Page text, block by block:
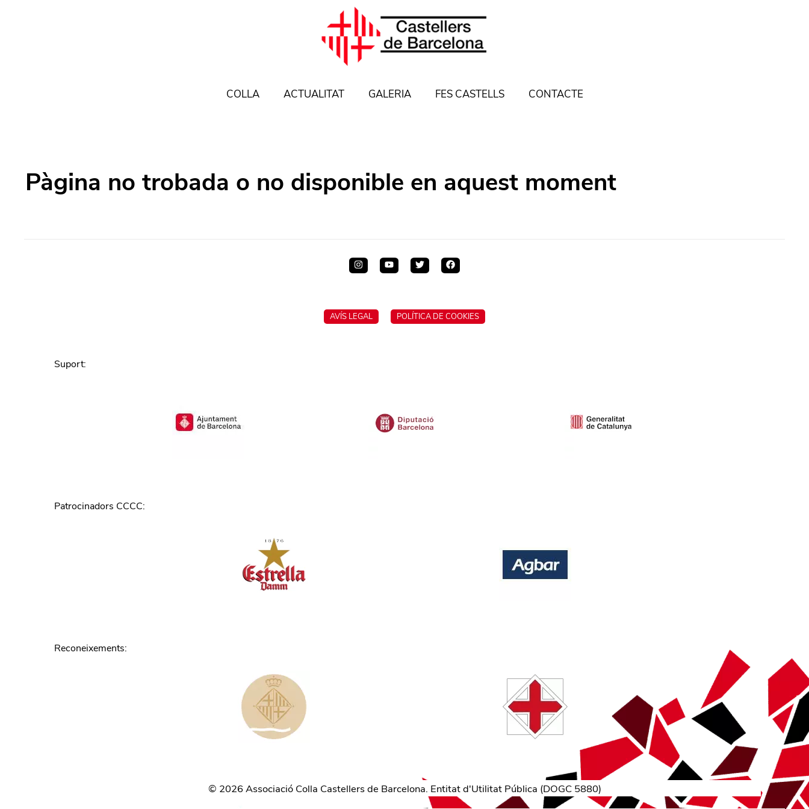
COLLA ACTUALITAT GALERIA FES CASTELLS CONTACTE
Pàgina no trobada o no disponible en aquest moment
AVÍS LEGAL POLÍTICA DE COOKIES
Suport:
Patrocinadors CCCC:
Reconeixements:
© 2026Associació Colla Castellers de Barcelona. Entitat d'Utilitat Pública (DOGC 5880)